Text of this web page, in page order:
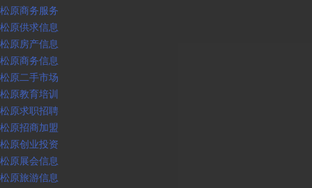
松原商务服务
松原供求信息
松原房产信息
松原商务信息
松原二手市场
松原教育培训
松原求职招聘
松原招商加盟
松原创业投资
松原展会信息
松原旅游信息